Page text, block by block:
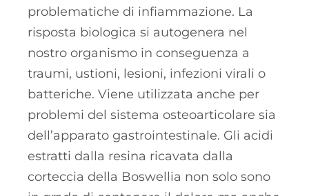
problematiche di infiammazione. La
risposta biologica si autogenera nel
nostro organismo in conseguenza a
traumi, ustioni, lesioni, infezioni virali o
batteriche. Viene utilizzata anche per
problemi del sistema osteoarticolare sia
dell’apparato gastrointestinale. Gli acidi
estratti dalla resina ricavata dalla
corteccia della Boswellia non solo sono